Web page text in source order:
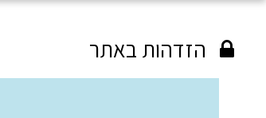
הזדהות באתר